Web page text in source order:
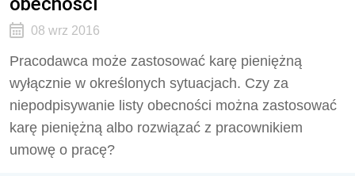
08 wrz 2016
Pracodawca może zastosować karę pieniężną
wyłącznie w określonych sytuacjach. Czy za
niepodpisywanie listy obecności można zastosować
karę pieniężną albo rozwiązać z pracownikiem
umowę o pracę?